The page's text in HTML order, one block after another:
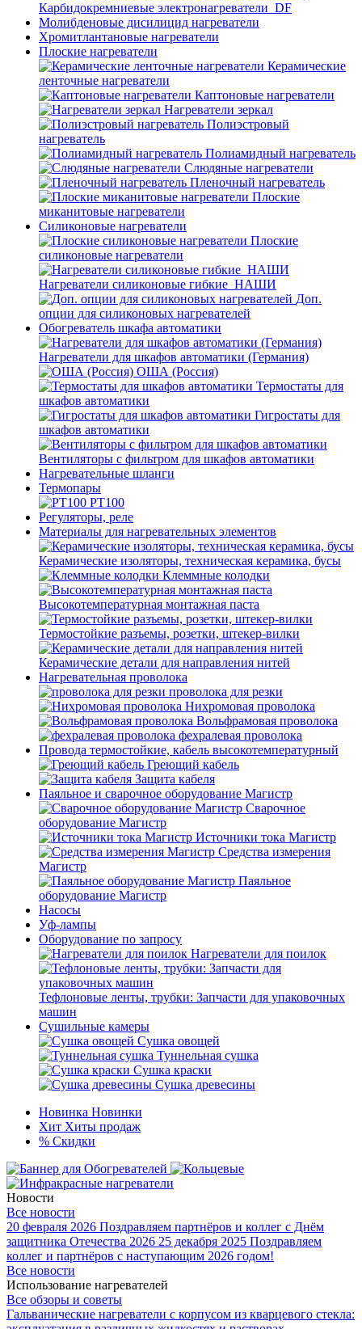
Карбидокремниевые электронагреватели_DF
Молибденовые дисилицид нагреватели
Хромитлантановые нагреватели
Плоские нагреватели
Керамические
ленточные нагреватели
Каптоновые нагреватели
Нагреватели зеркал
Полиэстровый
нагреватель
Полиамидный нагреватель
Слюдяные нагреватели
Пленочный нагреватель
Плоские
миканитовые нагреватели
Силиконовые нагреватели
Плоские
силиконовые нагреватели
Нагреватели силиконовые гибкие_НАШИ
Доп.
опции для силиконовых нагревателей
Обогреватель шкафа автоматики
Нагреватели для шкафов автоматики (Германия)
ОША (Россия)
Термостаты для
шкафов автоматики
Гигростаты для
шкафов автоматики
Вентиляторы с фильтром для шкафов автоматики
Нагревательные шланги
Термопары
PT100
Регуляторы, реле
Материалы для нагревательных элементов
Керамические изоляторы, техническая керамика, бусы
Клеммные колодки
Высокотемпературная монтажная паста
Термостойкие разъемы, розетки, штекер-вилки
Керамические детали для направления нитей
Нагревательная проволока
проволока для резки
Нихромовая проволока
Вольфрамовая проволока
фехралевая проволока
Провода термостойкие, кабель высокотемпературный
Греющий кабель
Защита кабеля
Паяльное и сварочное оборудование Магистр
Сварочное
оборудование Магистр
Источники тока Магистр
Средства измерения
Магистр
Паяльное
оборудование Магистр
Насосы
Уф-лампы
Оборудование по запросу
Нагреватели для поилок
Тефлоновые ленты, трубки: Запчасти для упаковочных
машин
Сушильные камеры
Сушка овощей
Туннельная сушка
Сушка краски
Сушка древесины
Новинка Новинки
Хит Хиты продаж
% Скидки
Новости
Все новости
20 февраля 2026 Поздравляем партнёров и коллег с Днём
защитника Отечества 2026 25 декабря 2025 Поздравляем
коллег и партнёров с наступающим 2026 годом!
Все новости
Использование нагревателей
Все обзоры и советы
Гальванические нагреватели с корпусом из кварцевого стекла: